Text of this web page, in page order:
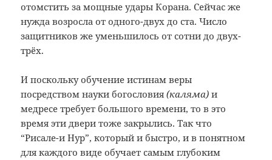
отомстить за мощные удары Корана. Сейчас же
нужда возросла от одного-двух до ста. Число
защитников же уменьшилось от сотни до двух-
трёх.
И поскольку обучение истинам веры
посредством науки богословия(каляма) и
медресе требует большого времени, то в это
время эти двери тоже закрылись. Так что
“Рисале-и Нур”, который и быстро, и в понятном
для каждого виде обучает самым глубоким